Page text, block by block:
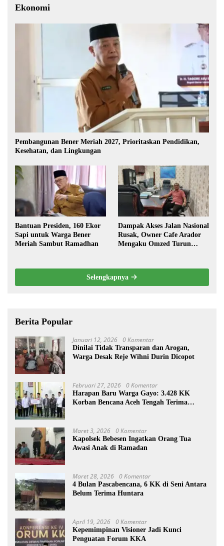
Ekonomi
Pembangunan Bener Meriah 2027, Prioritaskan Pendidikan,
Kesehatan, dan Lingkungan
Bantuan Presiden, 160 Ekor
Sapi untuk Warga Bener
Meriah Sambut Ramadhan
Dampak Akses Jalan Nasional
Rusak, Owner Cafe Arador
Mengaku Omzed Turun
Selengkapnya
Berita Popular
Januari 12, 2026 0 Komentar
Dinilai Tidak Transparan dan Arogan,
Warga Desak Reje Wihni Durin Dicopot
Februari 27, 2026 0 Komentar
Harapan Baru Warga Gayo: 3.428 KK
Korban Bencana Aceh Tengah Terima
Maret 3, 2026 0 Komentar
Kapolsek Bebesen Ingatkan Orang Tua
Awasi Anak di Ramadan
Maret 28, 2026 0 Komentar
4 Bulan Pascabencana, 6 KK di Seni Antara
Belum Terima Huntara
April 19, 2026 0 Komentar
Kepemimpinan Visioner Jadi Kunci
Penguatan Forum KKA